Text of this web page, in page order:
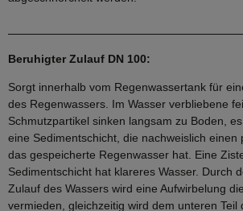
Beruhigter Zulauf DN 100:
Sorgt innerhalb vom Regenwassertank für
des Regenwassers. Im Wasser verbliebene
Schmutzpartikel sinken langsam zu Boden,
eine Sedimentschicht, die nachweislich einen
das gespeicherte Regenwasser hat. Eine
Sedimentschicht hat klareres Wasser. Durch
Zulauf des Wassers wird eine Aufwirbelung
vermieden, gleichzeitig wird dem unteren Teil